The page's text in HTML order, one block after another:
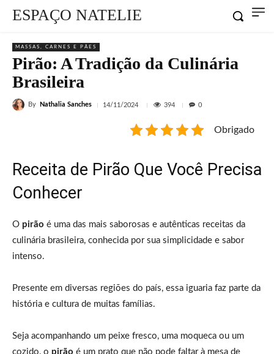
ESPAÇO NATELIE
MASSAS, CARNES E PÃES
Pirão: A Tradição da Culinária
Brasileira
By Nathalia Sanches 14/11/2024 394 0
Obrigado
Receita de Pirão Que Você Precisa
Conhecer
O pirão é uma das mais saborosas e autênticas receitas da
culinária brasileira, conhecida por sua simplicidade e sabor
intenso.
Presente em diversas regiões do país, essa iguaria faz parte da
história e cultura de muitas famílias.
Seja acompanhando um peixe fresco, uma moqueca ou um
cozido, o pirão é um prato que não pode faltar à mesa de